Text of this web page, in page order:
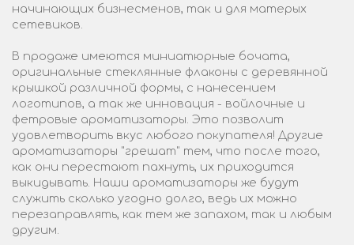
начинающих бизнесменов, так и для матерых
сетевиков.
В продаже имеются миниатюрные бочата,
оригинальные стеклянные флаконы с деревянной
крышкой различной формы, с нанесением
логотипов, а так же инновация - войлочные и
фетровые ароматизаторы. Это позволит
удовлетворить вкус любого покупателя! Другие
ароматизаторы "грешат" тем, что после того,
как они перестают пахнуть, их приходится
выкидывать. Наши ароматизаторы же будут
служить сколько угодно долго, ведь их можно
перезаправлять, как тем же запахом, так и любым
другим.